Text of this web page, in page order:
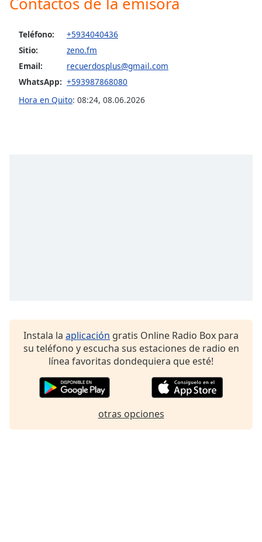
Area
Background
Color
Reset
Close
Teléfono:
+5934040436
Sitio:
zeno.fm
Email:
recuerdosplus@gmail.com
WhatsApp: +593987868080
Hora en Quito: 08:24, 08.06.2026
Instala la aplicación gratis Online Radio Box para
su teléfono y escucha sus estaciones de radio en
línea favoritas dondequiera que esté!
otras opciones